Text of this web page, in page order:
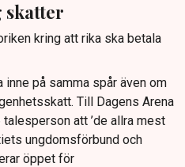
kring att rika ska betala
inne på samma spår även om
Till Dagens Arena
att ’de allra mest
ungdomsförbund och
öppet för